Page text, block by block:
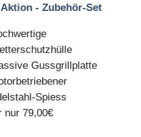
- Zubehör-Set
Gussgrillplatte
Spiess
nur 79,00€